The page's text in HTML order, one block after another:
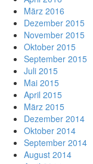
März 2016
Dezember 2015
November 2015
Oktober 2015
September 2015
Juli 2015
Mai 2015
April 2015
März 2015
Dezember 2014
Oktober 2014
September 2014
August 2014